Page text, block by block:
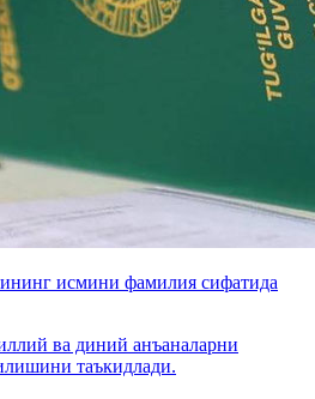
исмини фамилия сифатида
ва диний анъаналарни
таъкидлади.